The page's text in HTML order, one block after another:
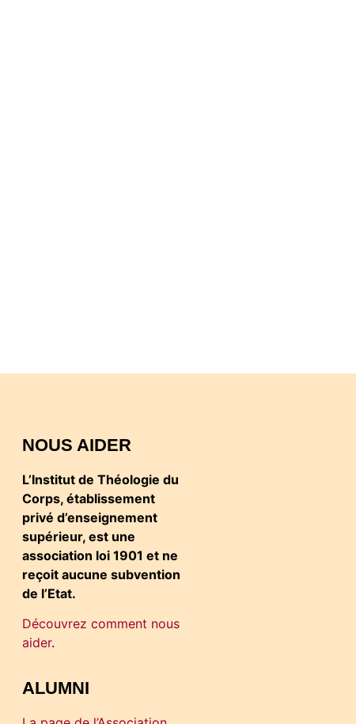
NOUS AIDER
L’Institut de Théologie du
Corps, établissement
privé d’enseignement
supérieur, est une
association loi 1901 et ne
reçoit aucune subvention
de l’Etat.
Découvrez comment nous
aider.
ALUMNI